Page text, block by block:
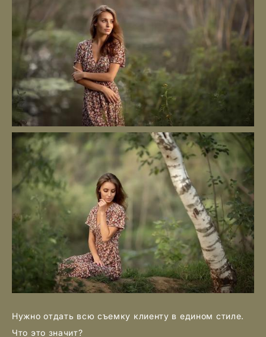
Нужно отдать всю съемку клиенту в едином стиле.
Что это значит?